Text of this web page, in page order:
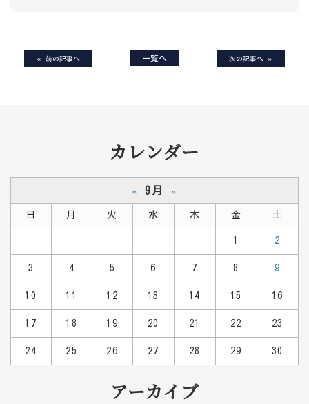
«前の記事へ 一覧へ 次の記事へ »
カレンダー
« 9月 »
日 月 火 水 木 金 土
1 2
3 4 5 6 7 8 9
10 11 12 13 14 15 16
17 18 19 20 21 22 23
24 25 26 27 28 29 30
アーカイブ